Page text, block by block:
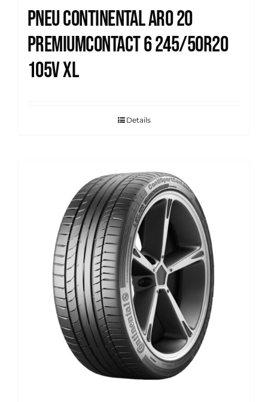
Pneu Continental Aro 20
Premiumcontact 6 245/50R20
105V XL
Details